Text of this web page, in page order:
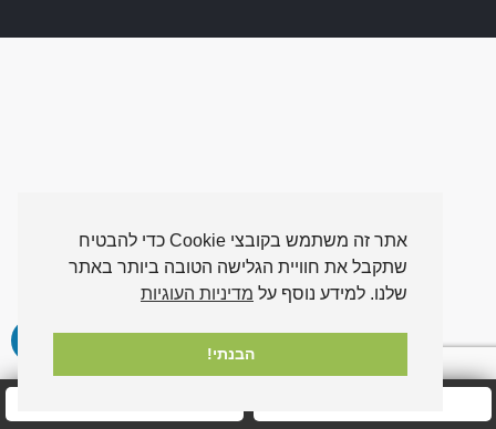
אתר זה משתמש בקובצי Cookie כדי להבטיח
שתקבל את חוויית הגלישה הטובה ביותר באתר
שלנו. למידע נוסף על מדיניות העוגיות
הבנתי!